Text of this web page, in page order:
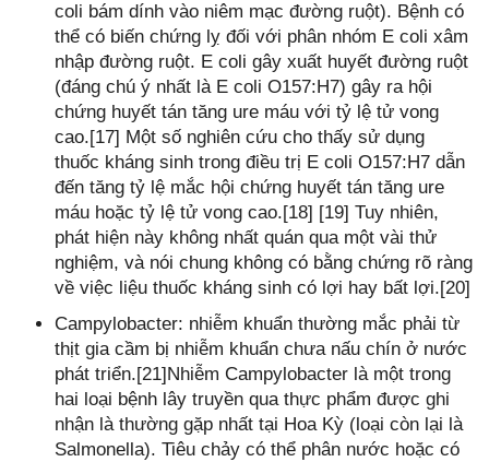
coli bám dính vào niêm mạc đường ruột). Bệnh có
thể có biến chứng lỵ đối với phân nhóm E coli xâm
nhập đường ruột. E coli gây xuất huyết đường ruột
(đáng chú ý nhất là E coli O157:H7) gây ra hội
chứng huyết tán tăng ure máu với tỷ lệ tử vong
cao.[17] Một số nghiên cứu cho thấy sử dụng
thuốc kháng sinh trong điều trị E coli O157:H7 dẫn
đến tăng tỷ lệ mắc hội chứng huyết tán tăng ure
máu hoặc tỷ lệ tử vong cao.[18] [19] Tuy nhiên,
phát hiện này không nhất quán qua một vài thử
nghiệm, và nói chung không có bằng chứng rõ ràng
về việc liệu thuốc kháng sinh có lợi hay bất lợi.[20]
Campylobacter: nhiễm khuẩn thường mắc phải từ
thịt gia cầm bị nhiễm khuẩn chưa nấu chín ở nước
phát triển.[21]Nhiễm Campylobacter là một trong
hai loại bệnh lây truyền qua thực phẩm được ghi
nhận là thường gặp nhất tại Hoa Kỳ (loại còn lại là
Salmonella). Tiêu chảy có thể phân nước hoặc có